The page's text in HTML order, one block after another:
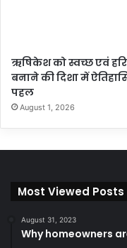
ऋषिकेश को स्वच्छ एवं
बनाने की दिशा में
पहल
August 1, 2026
Most Viewed Posts
August 31, 2023
Why homeowners